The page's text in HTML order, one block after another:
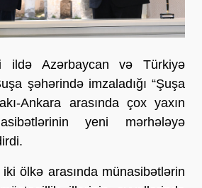
ildə Azərbaycan və Türkiyə
şəhərində imzaladığı “Şuşa
Ankara arasında çox yaxın
yeni mərhələyə
ölkə arasında münasibətlərin